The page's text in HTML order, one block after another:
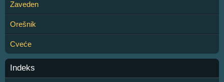
Zaveden
Orešnik
Cveće
Indeks